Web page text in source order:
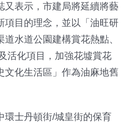
又表示，市建局將延續將藝
項目的理念，並以「油旺研
水道公園建構賞花熱點、
活化項目，加強花墟賞花
文化生活區」作為油麻地舊
環士丹頓街/城皇街的保育